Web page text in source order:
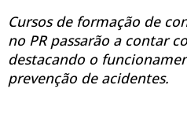
Cursos de formação de
noPRpassarão a contar
destacando o
prevenção de acidentes.